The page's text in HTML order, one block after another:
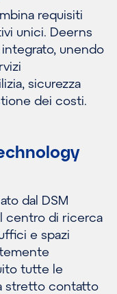
requisiti
unici. Deerns
unendo
sicurezza
dei costi.
dal DSM
centro di ricerca
e spazi
tutte le
stretto contatto